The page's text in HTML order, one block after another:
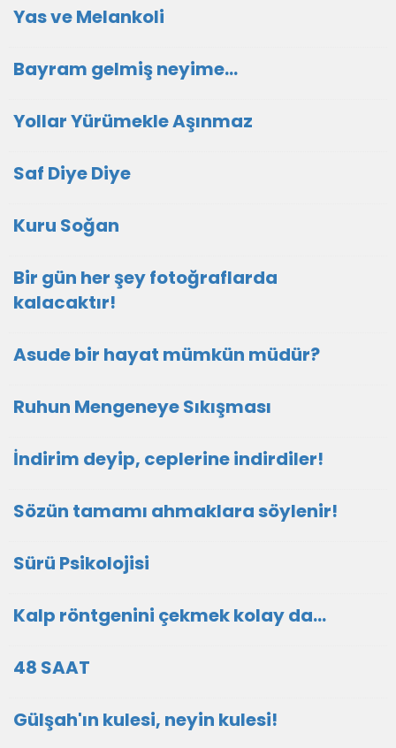
Yas ve Melankoli
Bayram gelmiş neyime...
Yollar Yürümekle Aşınmaz
Saf Diye Diye
Kuru Soğan
Bir gün her şey fotoğraflarda
kalacaktır!
Asude bir hayat mümkün müdür?
Ruhun Mengeneye Sıkışması
İndirim deyip, ceplerine indirdiler!
Sözün tamamı ahmaklara söylenir!
Sürü Psikolojisi
Kalp röntgenini çekmek kolay da...
48 SAAT
Gülşah'ın kulesi, neyin kulesi!